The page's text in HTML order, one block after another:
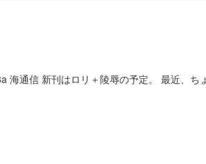
海通信 新刊はロリ＋陵辱の予定。 最近、ち